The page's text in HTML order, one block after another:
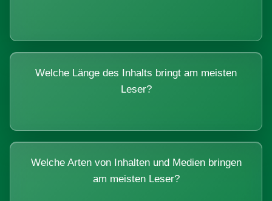
Welche Länge des Inhalts bringt am meisten
Leser?
Welche Arten von Inhalten und Medien bringen
am meisten Leser?